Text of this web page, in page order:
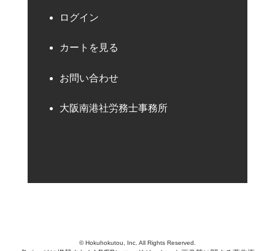
ログイン
カートを見る
お問い合わせ
大阪南港社労務士事務所
© Hokuhokutou, Inc. All Rights Reserved.